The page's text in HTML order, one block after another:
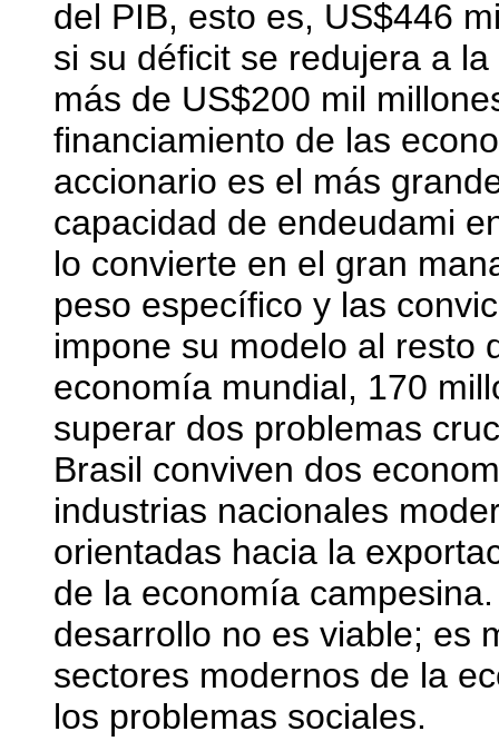
del PIB, esto es, US$446
si su déficit se redujera a
más de US$200 mil
financiamiento de las
accionario es el más
capacidad de endeudami
lo convierte en el gran
peso específico y las
impone su modelo al resto
economía mundial, 170
superar dos problemas
Brasil conviven dos
industrias nacionales
orientadas hacia la
de la economía
desarrollo no es viable; es
sectores modernos de la
los problemas sociales.